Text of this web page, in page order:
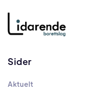
Sider
Aktuelt